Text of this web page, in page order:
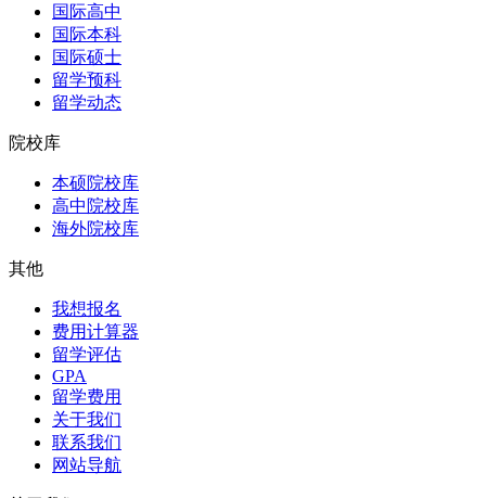
国际高中
国际本科
国际硕士
留学预科
留学动态
院校库
本硕院校库
高中院校库
海外院校库
其他
我想报名
费用计算器
留学评估
GPA
留学费用
关于我们
联系我们
网站导航